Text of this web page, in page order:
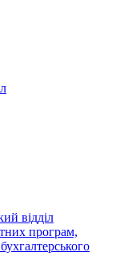
відділ
програм,